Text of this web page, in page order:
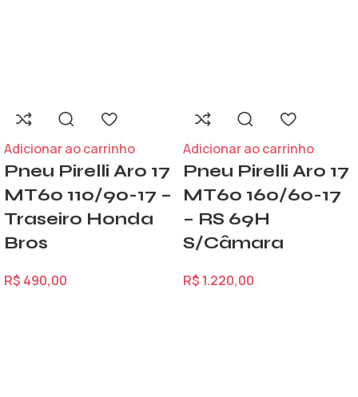
Adicionar ao carrinho
Pneu Pirelli Aro 17
MT60 110/90-17 –
Traseiro Honda
Bros
R$ 490,00
Adicionar ao carrinho
Pneu Pirelli Aro 17
MT60 160/60-17
– RS 69H
S/Câmara
R$ 1.220,00